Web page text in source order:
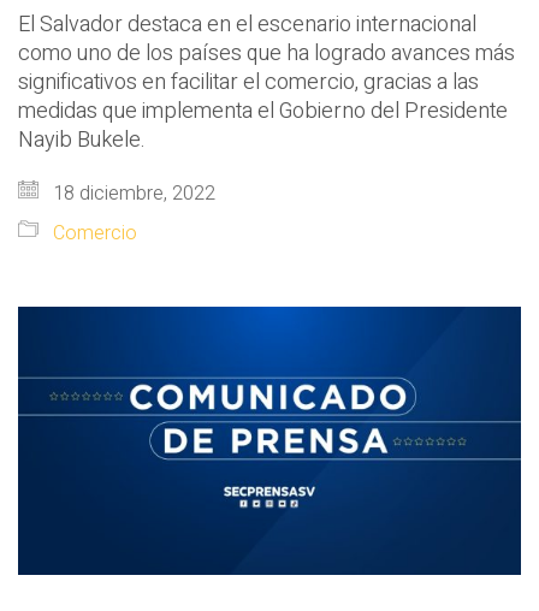
El Salvador destaca en el escenario internacional
como uno de los países que ha logrado avances más
significativos en facilitar el comercio, gracias a las
medidas que implementa el Gobierno del Presidente
Nayib Bukele.
18 diciembre, 2022
Comercio